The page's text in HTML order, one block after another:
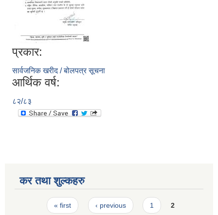
प्रकार:
सार्वजनिक खरीद / बोलपत्र सूचना
आर्थिक वर्ष:
८२/८३
कर तथा शुल्कहरु
Pages« first ‹ previous 1 2